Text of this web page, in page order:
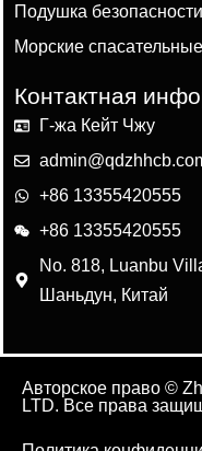
Подушка
Морские
Контактная
Г-жа Кейт Чжу
+86 13355420555
+86 13355420555
No. 818, Luanbu
Шаньдун, Китай
Авторское право ©
LTD. Все права